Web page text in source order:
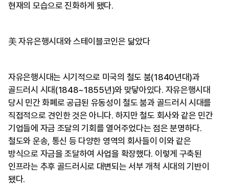
현재의 모습으로 진화하게 됐다.
美 자유은행시대와 스테이블코인은 닮았다
자유은행시대는 시기적으로 미국의 철도 붐(1840년대)과
골드러시 시대(1848~1855년)와 맞닿아있다. 자유은행시대
당시 민간 화폐로 공급된 유동성이 철도 붐과 골드러시 시대를
직접적으로 견인한 것은 아니다. 하지만 철도 회사와 같은 민간
기업들에 자금 조달의 기회를 열어주었다는 점은 분명하다.
철도와 운송, 통신 등 다양한 영역의 회사들이 이와 같은
방식으로 자금을 조달하여 사업을 확장했다. 이렇게 구축된
인프라는 추후 골드러시로 대변되는 서부 개척 시대의 기반이
됐다.